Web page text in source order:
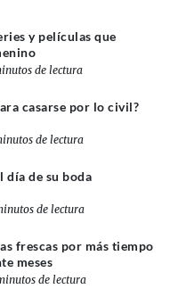
y películas que
de lectura
casarse por lo civil?
de lectura
día de su boda
de lectura
frescas por más tiempo
meses
de lectura